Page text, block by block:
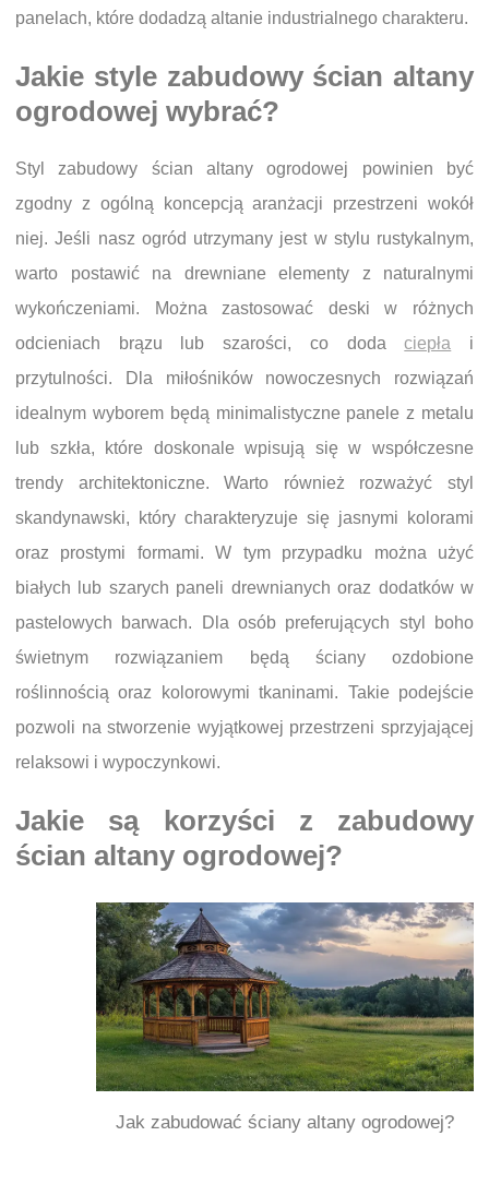
panelach, które dodadzą altanie industrialnego charakteru.
Jakie style zabudowy ścian altany
ogrodowej wybrać?
Styl zabudowy ścian altany ogrodowej powinien być
zgodny z ogólną koncepcją aranżacji przestrzeni wokół
niej. Jeśli nasz ogród utrzymany jest w stylu rustykalnym,
warto postawić na drewniane elementy z naturalnymi
wykończeniami. Można zastosować deski w różnych
odcieniach brązu lub szarości, co dodaciepła i
przytulności. Dla miłośników nowoczesnych rozwiązań
idealnym wyborem będą minimalistyczne panele z metalu
lub szkła, które doskonale wpisują się w współczesne
trendy architektoniczne. Warto również rozważyć styl
skandynawski, który charakteryzuje się jasnymi kolorami
oraz prostymi formami. W tym przypadku można użyć
białych lub szarych paneli drewnianych oraz dodatków w
pastelowych barwach. Dla osób preferujących styl boho
świetnym rozwiązaniem będą ściany ozdobione
roślinnością oraz kolorowymi tkaninami. Takie podejście
pozwoli na stworzenie wyjątkowej przestrzeni sprzyjającej
relaksowi i wypoczynkowi.
Jakie są korzyści z zabudowy
ścian altany ogrodowej?
Jak zabudować ściany altany ogrodowej?